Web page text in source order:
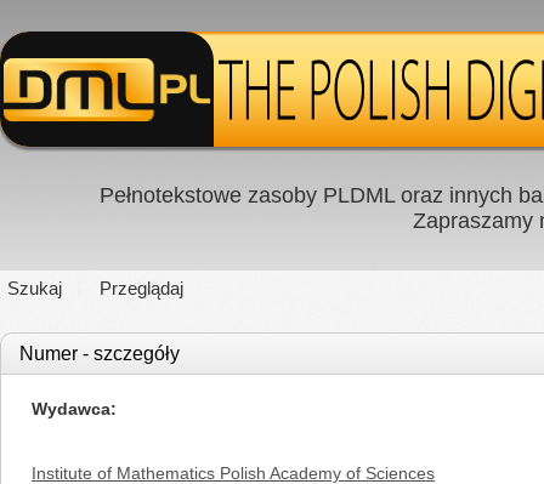
Pełnotekstowe zasoby PLDML oraz innych
Zapraszamy
Szukaj Przeglądaj
Numer - szczegóły
Wydawca
Institute of Mathematics Polish Academy of Sciences